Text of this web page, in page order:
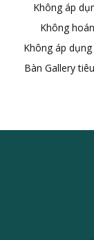
Không áp
Không
Không áp
Bàn Gallery